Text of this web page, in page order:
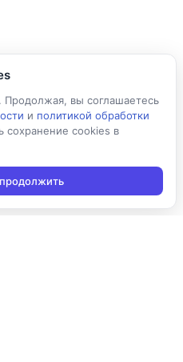
Продолжая, вы соглашаетесь
и политикой обработки
сохранение cookies в